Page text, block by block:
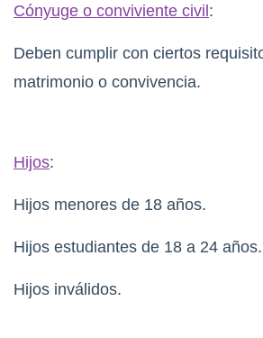
Cónyuge o conviviente civil :
Deben cumplir con ciertos
matrimonio o convivencia.
Hijos:
Hijos menores de 18 años.
Hijos estudiantes de 18 a 24 años.
Hijos inválidos.